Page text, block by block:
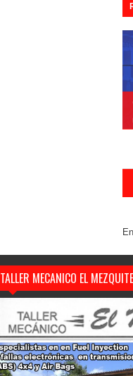
TALLER MECANICO EL MEZQUITE